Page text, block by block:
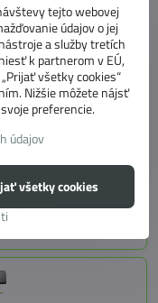
s moderným dizajnom,
h
€
tejto webovej
údajov o jej
a služby tretích
k partnerom v EÚ,
všetky cookies“
Nižšie môžete nájsť
preferencie.
údajov
všetky cookies